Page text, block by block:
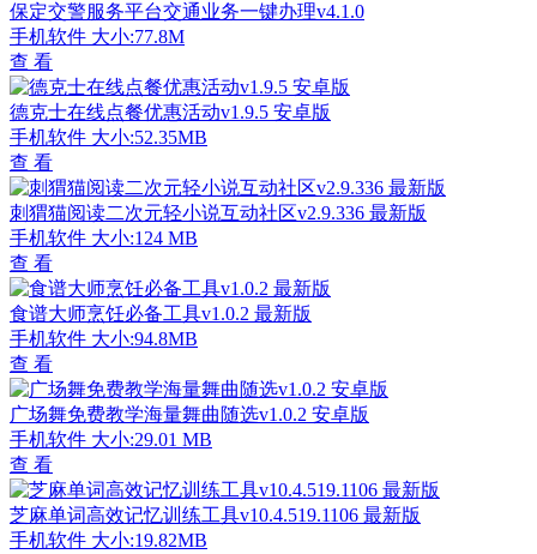
保定交警服务平台交通业务一键办理v4.1.0
手机软件 大小:77.8M
查 看
德克士在线点餐优惠活动v1.9.5 安卓版
手机软件 大小:52.35MB
查 看
刺猬猫阅读二次元轻小说互动社区v2.9.336 最新版
手机软件 大小:124 MB
查 看
食谱大师烹饪必备工具v1.0.2 最新版
手机软件 大小:94.8MB
查 看
广场舞免费教学海量舞曲随选v1.0.2 安卓版
手机软件 大小:29.01 MB
查 看
芝麻单词高效记忆训练工具v10.4.519.1106 最新版
手机软件 大小:19.82MB